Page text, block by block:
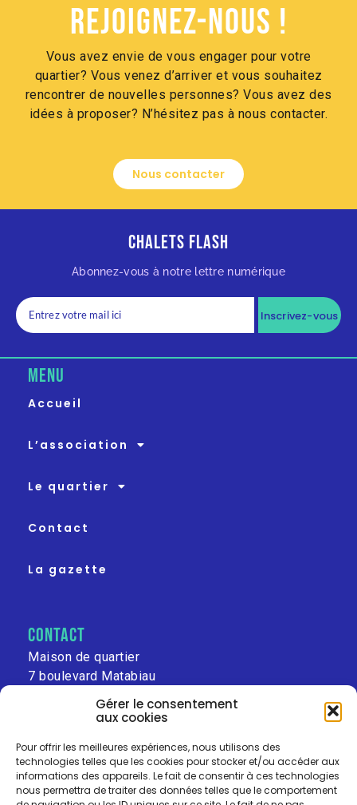
Gérer le consentement
aux cookies
Pour offrir les meilleures expériences, nous utilisons des
technologies telles que les cookies pour stocker et/ou accéder aux
informations des appareils. Le fait de consentir à ces technologies
nous permettra de traiter des données telles que le comportement
Rejoignez-nous !
Vous avez envie de vous engager pour votre
quartier? Vous venez d’arriver et vous souhaitez
rencontrer de nouvelles personnes? Vous avez des
idées à proposer? N’hésitez pas à nous contacter.
Nous contacter
Chalets Flash
Abonnez-vous à notre lettre numérique
Inscrivez-vous
MENU
Accueil
L’association
Le quartier
Contact
La gazette
contact
Maison de quartier
7 boulevard Matabiau
31000 Toulouse